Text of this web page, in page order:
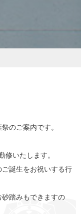
のご案内です。
修いたします。
誕生をお祝いする行
踏みもできますの